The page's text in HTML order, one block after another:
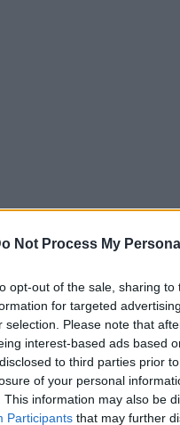
Not Process My
opt-out of the sale, sharing
for targeted
selection. Please note that
interest-based ads based
to third parties prior
of your personal
This information may also be
Participants that may further
, ακολουθώντας το
σχεδιαστές που